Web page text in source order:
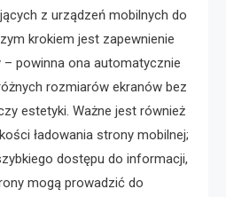
z urządzeń mobilnych do
krokiem jest zapewnienie
powinna ona automatycznie
rozmiarów ekranów bez
estetyki. Ważne jest również
ładowania strony mobilnej;
dostępu do informacji,
mogą prowadzić do